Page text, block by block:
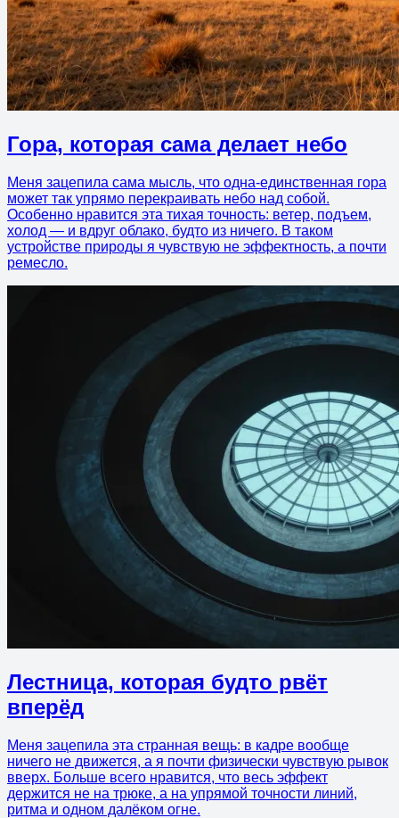
Гора, которая сама делает небо
Меня зацепила сама мысль, что одна-единственная гора
может так упрямо перекраивать небо над собой.
Особенно нравится эта тихая точность: ветер, подъем,
холод — и вдруг облако, будто из ничего. В таком
устройстве природы я чувствую не эффектность, а почти
ремесло.
Лестница, которая будто рвёт
вперёд
Меня зацепила эта странная вещь: в кадре вообще
ничего не движется, а я почти физически чувствую рывок
вверх. Больше всего нравится, что весь эффект
держится не на трюке, а на упрямой точности линий,
ритма и одном далёком огне.